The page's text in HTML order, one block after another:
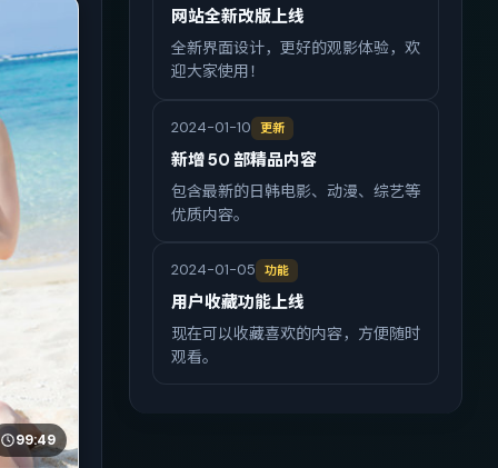
99:49
网站全新改版上线
全新界面设计，更好的观影体验，欢
迎大家使用！
2024-01-10 更新
新增 50 部精品内容
包含最新的日韩电影、动漫、综艺等
优质内容。
2024-01-05 功能
用户收藏功能上线
现在可以收藏喜欢的内容，方便随时
观看。